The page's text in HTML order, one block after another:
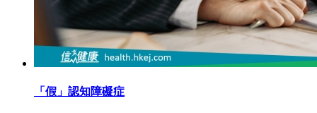
「假」認知障礙症